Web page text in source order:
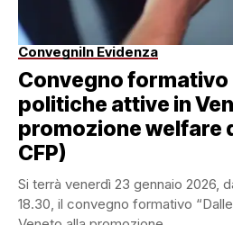
ConvegniIn Evidenza
Convegno formativo
politiche attive in
promozione welfare
CFP)
Si terrà venerdì 23 gennaio 2026,
18.30, il convegno formativo